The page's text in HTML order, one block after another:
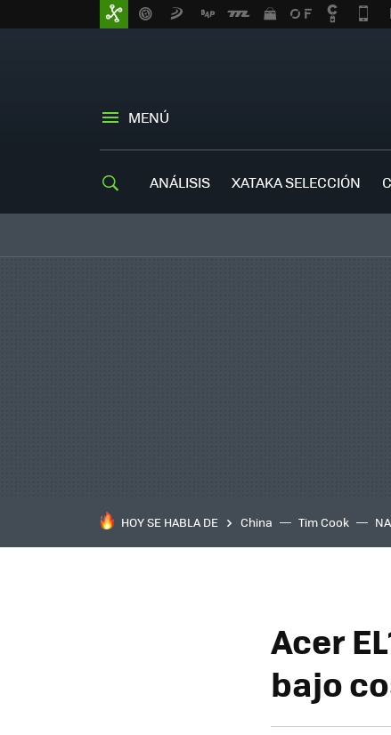
MENÚ
ANÁLISIS XATAKA SELECCIÓN
HOY SE HABLA DE China Tim Cook
Acer
bajo